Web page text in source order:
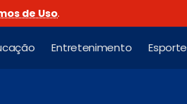
de Uso.
Entretenimento Esporte